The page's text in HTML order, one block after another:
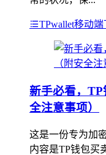
TPwallet移动
新手必看，
全注意事项）
这是一份专为加
内容是TP钱包买